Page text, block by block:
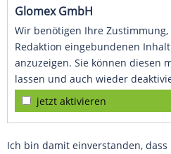
Glomex GmbH
Wir benötigen Ihre
Redaktion eingebundenen
anzuzeigen. Sie können diesen
lassen und auch wieder
jetzt aktivieren
Ich bin damit einverstanden,